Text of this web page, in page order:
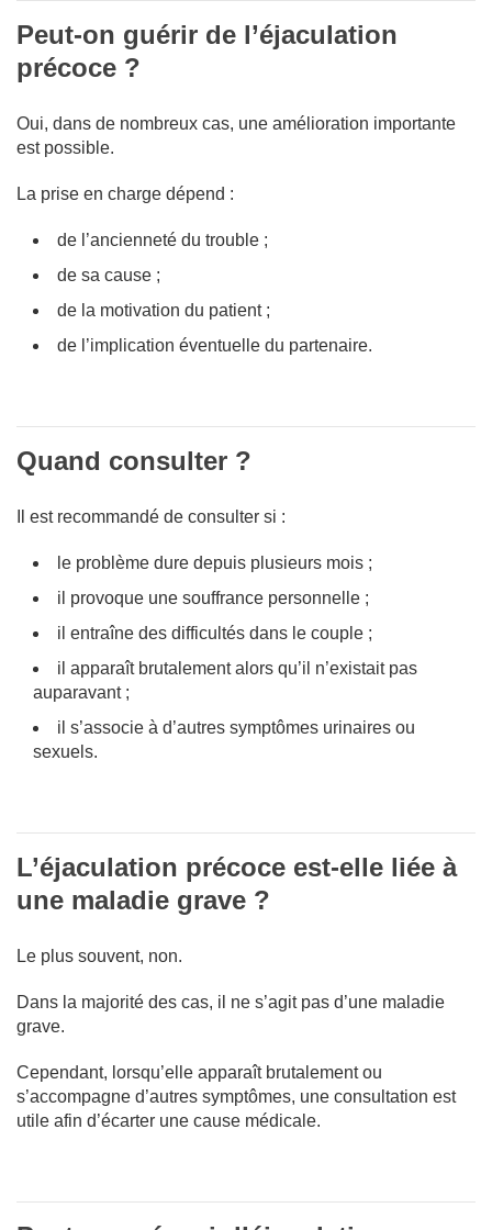
Peut-on guérir de l’éjaculation
précoce ?
Oui, dans de nombreux cas, une amélioration importante
est possible.
La prise en charge dépend :
de l’ancienneté du trouble ;
de sa cause ;
de la motivation du patient ;
de l’implication éventuelle du partenaire.
Quand consulter ?
Il est recommandé de consulter si :
le problème dure depuis plusieurs mois ;
il provoque une souffrance personnelle ;
il entraîne des difficultés dans le couple ;
il apparaît brutalement alors qu’il n’existait pas
auparavant ;
il s’associe à d’autres symptômes urinaires ou
sexuels.
L’éjaculation précoce est-elle liée à
une maladie grave ?
Le plus souvent, non.
Dans la majorité des cas, il ne s’agit pas d’une maladie
grave.
Cependant, lorsqu’elle apparaît brutalement ou
s’accompagne d’autres symptômes, une consultation est
utile afin d’écarter une cause médicale.